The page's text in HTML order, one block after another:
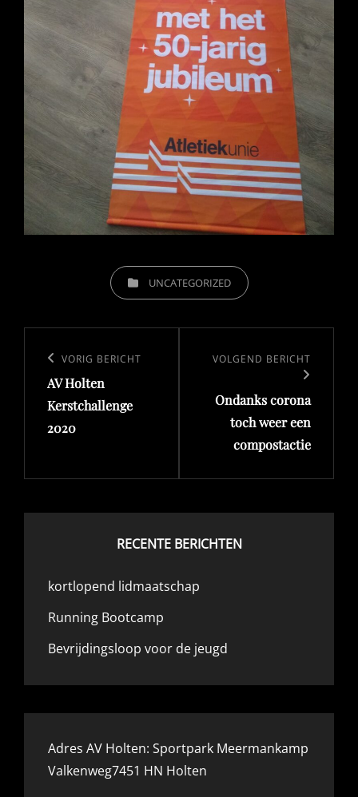
CATEGORIEËNUNCATEGORIZED
navigatie
Vorig
bericht
VORIG BERICHT
AV Holten
Kerstchallenge
2020
Volgend
VOLGEND BERICHT
Ondanks corona
toch weer een
compostactie
RECENTE BERICHTEN
kortlopend lidmaatschap
Running Bootcamp
Bevrijdingsloop voor de jeugd
Adres AV Holten: Sportpark Meermankamp
Valkenweg7451 HN Holten